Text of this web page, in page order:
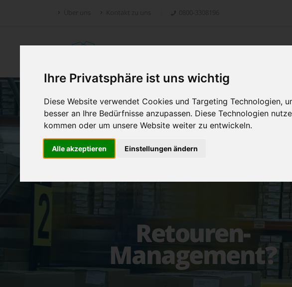
Ihre Privatsphäre ist uns wichtig
Diese Website verwendet Cookies und Targeting Technologien,
besser an Ihre Bedürfnisse anzupassen. Diese Technologien
kommen oder um unsere Website weiter zu entwickeln.
Alle akzeptieren Einstellungen ändern
Retoure.online
Retouren-
Management?